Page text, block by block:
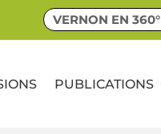
VERNON EN 360°
PUBLICATIONS